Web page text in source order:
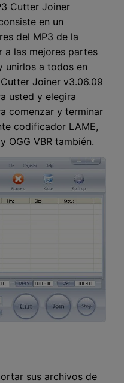
Cutter Joiner
en un
del MP3 de la
a las mejores partes
unirlos a todos en
Joiner v3.06.09
usted y elegira
comenzar y terminar
codificador LAME,
OGG VBR también.
sus archivos de